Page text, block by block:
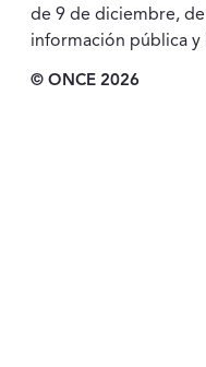
de 9 de diciembre,
información pública
© ONCE 2026